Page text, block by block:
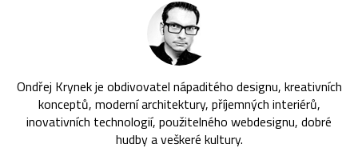
Ondřej Krynek je obdivovatel nápaditého designu, kreativních
konceptů, moderní architektury, příjemných interiérů,
inovativních technologií, použitelného webdesignu, dobré
hudby a veškeré kultury.